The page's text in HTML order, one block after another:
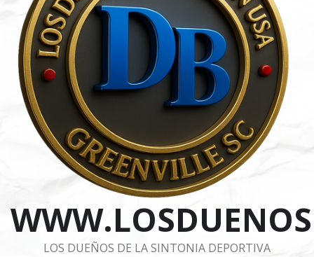
LOS DUEÑOS DE LA SINTONIA DEPORTIVA